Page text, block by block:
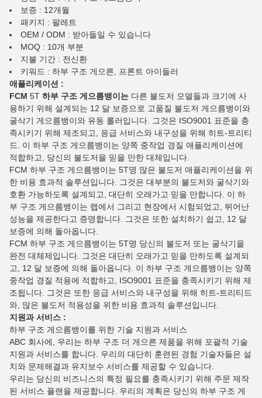
보증 : 12개월
패키지 : 팔레트
OEM / ODM : 받아들일 수 있습니다
MOQ : 10개 부분
지불 기간 : 전신환
키워드 : 하부 구조 게으른, 프론트 아이들러
애플리케이션 :
FCM 5T 하부 구조 게으름뱅이는 다른 불도저 모델들과 크기에 사
용하기 위해 설계되는 12 달 보증으로 고품질 불도저 게으름뱅이와
굴삭기 게으름뱅이와 유동 롤러입니다. 그것은 ISO9001 표준을 충
족시키기 위해 제조되고, 응급 서비스와 내구성을 위해 히트-트리티
드. 이 하부 구조 게으름뱅이는 양쪽 중작업 경질 애플리케이션에
적합하고, 당신의 불도저을 믿을 만한 대체입니다.
FCM 하부 구조 게으름뱅이는 5T명 많은 불도저 애플리케이션을 위
한 비용 효과적 솔루션입니다. 그것은 대부분의 불도저와 굴삭기와
호환 가능하도록 설계되고, 대단히 오래가고 믿을 만합니다. 이 하
부 구조 게으름뱅이는 랩에서 그리고 현장에서 시험되었고, 뛰어난
성능을 제공한다고 증명합니다. 그것은 또한 설치하기 쉽고, 12 달
보증에 의해 돌아옵니다.
FCM 하부 구조 게으름뱅이는 5T명 당신의 불도저 또는 굴삭기을
완전 대체제입니다. 그것은 대단히 오래가고 믿을 만하도록 설계되
고, 12 달 보증에 의해 돌아옵니다. 이 하부 구조 게으름뱅이는 양쪽
중작업 경질 적용에 적합하고, ISO9001 표준을 충족시키기 위해 제
조됩니다. 그것은 또한 응급 서비스와 내구성을 위해 히트-트리티드
와, 많은 불도저 적용성을 위한 비용 효과적 솔루션입니다.
지원과 서비스 :
하부 구조 게으름뱅이를 위한 기술 지원과 서비스
ABC 회사에, 우리는 하부 구조 더 게으른 제품을 위해 포괄적 기술
지원과 서비스를 합니다. 우리의 대단히 훈련된 경험 기술자들은 설
치와 문제해결과 유지보수 서비스를 제공할 수 있습니다.
우리는 당신의 비즈니스의 특정 필요를 충족시키기 위해 주문 제작
된 서비스 플랜을 제공합니다. 우리의 계획은 당신의 하부 구조 게